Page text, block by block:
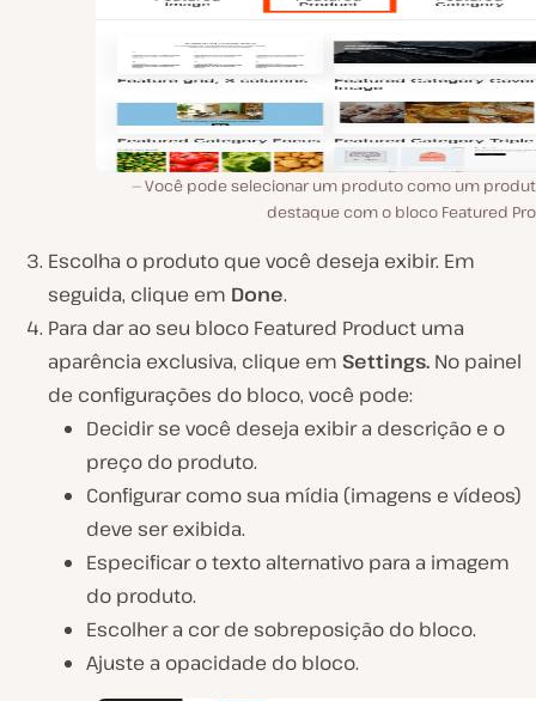
Você pode selecionar um produto como um
destaque com o bloco Featured
Escolha o produto que você deseja exibir. Em
seguida, clique em Done.
Para dar ao seu bloco Featured Product uma
aparência exclusiva, clique em Settings. No painel
de configurações do bloco, você pode:
Decidir se você deseja exibir a descrição e o
preço do produto.
Configurar como sua mídia (imagens e vídeos)
deve ser exibida.
Especificar o texto alternativo para a imagem
do produto.
Escolher a cor de sobreposição do bloco.
Ajuste a opacidade do bloco.